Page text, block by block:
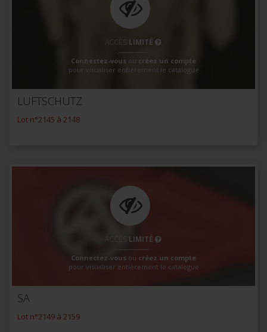
ACCÈS LIMITÉ
Connectez-vous ou créez un compte
pour visualiser entièrement le catalogue
LUFTSCHUTZ
Lot n°2145 à 2148
ACCÈS LIMITÉ
Connectez-vous ou créez un compte
pour visualiser entièrement le catalogue
SA
Lot n°2149 à 2159